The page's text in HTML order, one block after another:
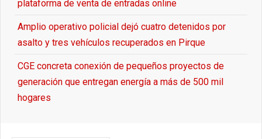
plataforma de venta de entradas online
Amplio operativo policial dejó cuatro detenidos por
asalto y tres vehículos recuperados en Pirque
CGE concreta conexión de pequeños proyectos de
generación que entregan energía a más de 500 mil
hogares